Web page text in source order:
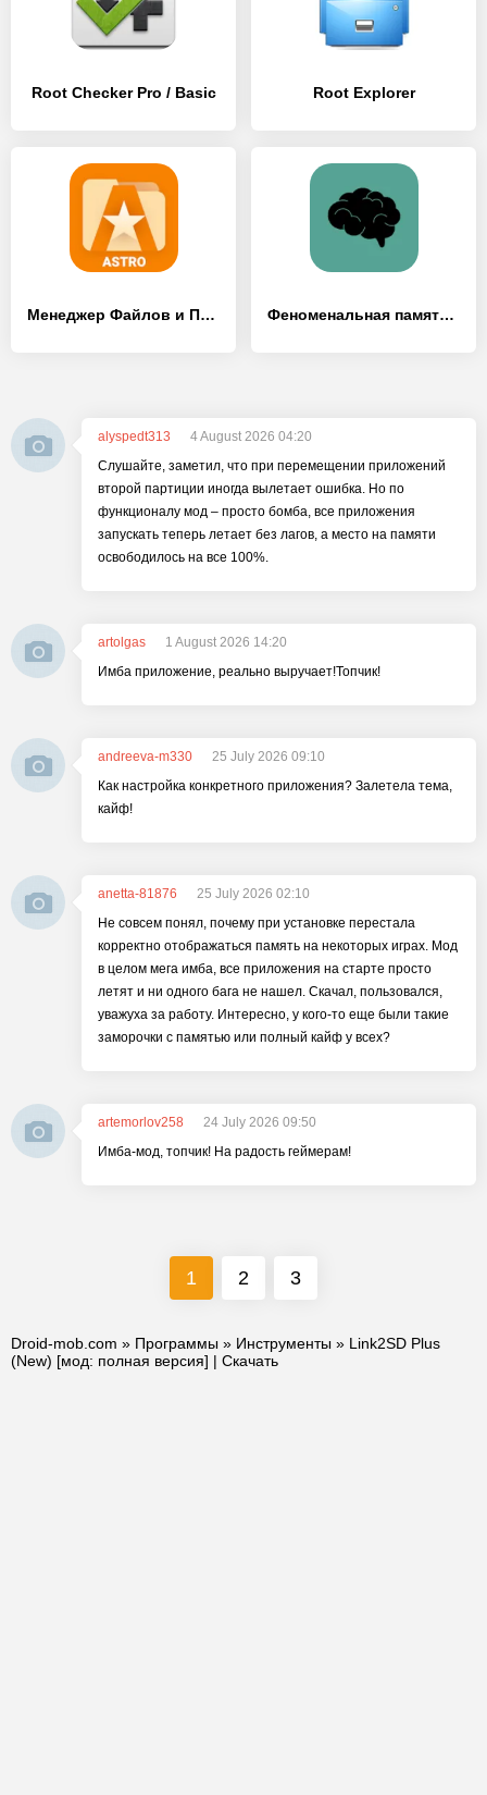
Root Checker Pro / Basic Root Explorer
Менеджер Файлов и Проводник АСТРО Феноменальная память – развитие мозга и памяти
alyspedt313
4 August 2026 04:20
Слушайте, заметил, что при перемещении приложений
второй партиции иногда вылетает ошибка. Но по
функционалу мод – просто бомба, все приложения
запускать теперь летает без лагов, а место на памяти
освободилось на все 100%.
artolgas
1 August 2026 14:20
Имба приложение, реально выручает!Топчик!
andreeva-m330
25 July 2026 09:10
Как настройка конкретного приложения? Залетела тема,
кайф!
anetta-81876
25 July 2026 02:10
Не совсем понял, почему при установке перестала
корректно отображаться память на некоторых играх. Мод
в целом мега имба, все приложения на старте просто
летят и ни одного бага не нашел. Скачал, пользовался,
уважуха за работу. Интересно, у кого-то еще были такие
заморочки с памятью или полный кайф у всех?
artemorlov258
24 July 2026 09:50
Имба-мод, топчик! На радость геймерам!
1 2 3
Droid-mob.com » Программы » Инструменты » Link2SD Plus
(New) [мод: полная версия] | Скачать